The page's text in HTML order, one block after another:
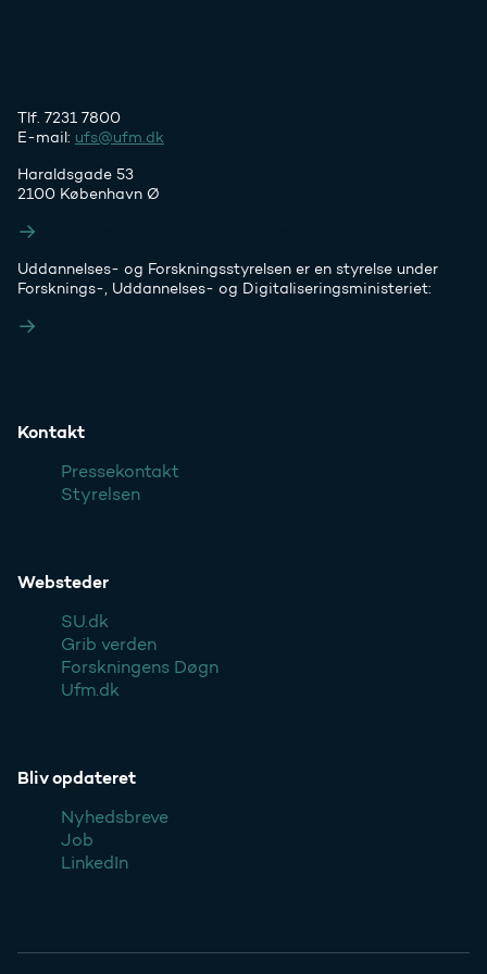
Tlf. 7231 7800
E-mail: ufs@ufm.dk
Haraldsgade 53
2100 København Ø
Uddannelses- og Forskningsstyrelsen er en styrelse under
Forsknings-, Uddannelses- og Digitaliseringsministeriet:
Kontakt
Pressekontakt
Styrelsen
Websteder
SU.dk
Grib verden
Forskningens Døgn
Ufm.dk
Bliv opdateret
Nyhedsbreve
Job
LinkedIn